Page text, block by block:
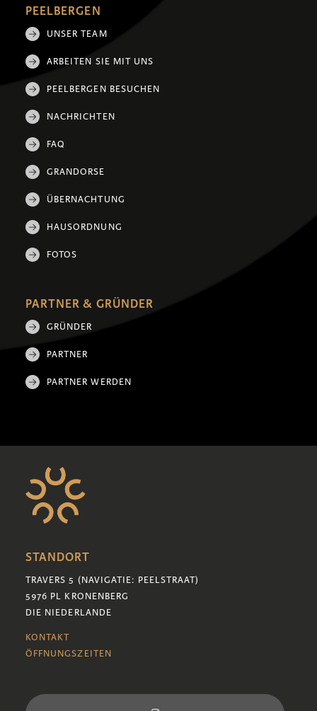
PEELBERGEN
UNSER TEAM
ARBEITEN SIE MIT UNS
PEELBERGEN BESUCHEN
NACHRICHTEN
FAQ
GRANDORSE
ÜBERNACHTUNG
HAUSORDNUNG
FOTOS
PARTNER & GRÜNDER
GRÜNDER
PARTNER
PARTNER WERDEN
STANDORT
TRAVERS 5 (NAVIGATIE: PEELSTRAAT)
5976 PL KRONENBERG
DIE NIEDERLANDE
KONTAKT
ÖFFNUNGSZEITEN